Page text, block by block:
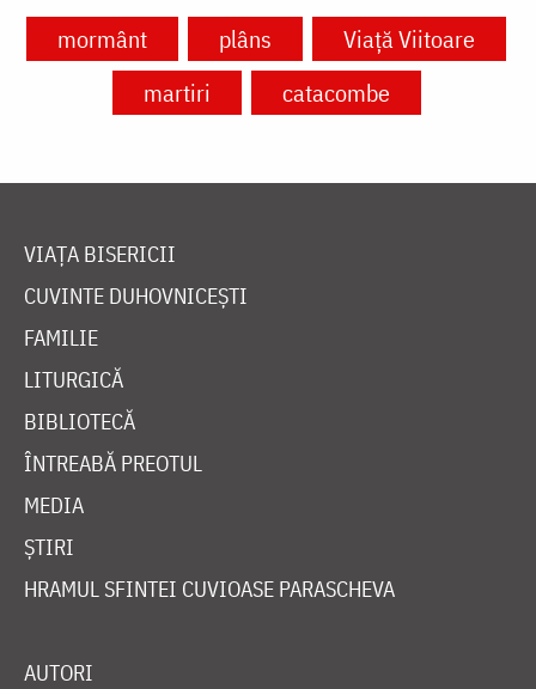
mormânt plâns
Viață Viitoare
martiri
catacombe
VIAȚA BISERICII
CUVINTE DUHOVNICEȘTI
FAMILIE
LITURGICĂ
BIBLIOTECĂ
ÎNTREABĂ PREOTUL
MEDIA
ȘTIRI
HRAMUL SFINTEI CUVIOASE PARASCHEVA
AUTORI